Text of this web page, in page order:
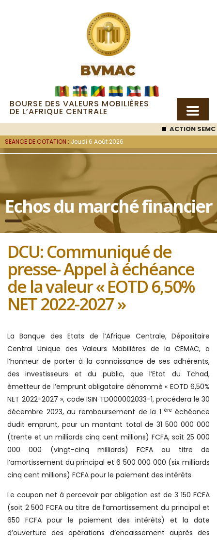
BOURSE DES VALEURS MOBILIÈRES
DE L’AFRIQUE CENTRALE
ACTION SEMC: 53 000
SEANCE DE COTATION : Jeudi 6 Août 2026
Echos du marché financier
DCU: Communiqué de
presse- Appel à échéance
de la valeur « EOTD 6,50%
NET 2022-2027 »
La Banque des Etats de l’Afrique Centrale, Dépositaire
Central Unique des Valeurs Mobilières de la CEMAC, a
l’honneur de porter à la connaissance de ses adhérents,
des investisseurs et du public, que l’Etat du Tchad,
émetteur de l’emprunt obligataire dénommé « EOTD 6,50%
NET 2022-2027 », code ISIN TD000002033-1, procédera le 30
décembre 2023, au remboursement de la 1ère échéance
dudit emprunt, pour un montant total de 31 500 000 000
(trente et un milliards cinq cent millions) FCFA, soit 25 000
000 000 (vingt-cinq milliards) FCFA au titre de
l’amortissement du principal et 6 500 000 000 (six milliards
cinq cent millions) FCFA pour le paiement des intérêts.
Le coupon net à percevoir par obligation est de 3 150 FCFA
(soit 2 500 FCFA au titre de l’amortissement du principal et
650 FCFA pour le paiement des intérêts) et la date
d’ouverture des opérations d’encaissement auprès des